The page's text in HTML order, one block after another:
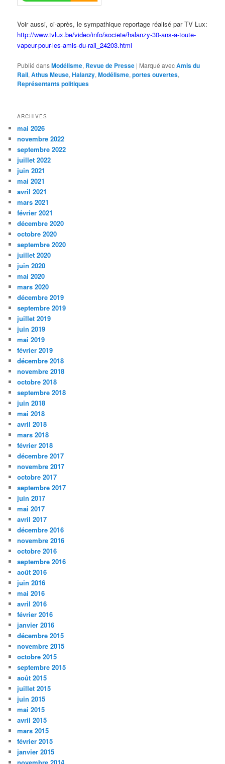
Voir aussi, ci-après, le sympathique reportage réalisé par TV Lux:
http://www.tvlux.be/video/info/societe/halanzy-30-ans-a-toute-
vapeur-pour-les-amis-du-rail_24203.html
Publié dansModélisme, Revue de Presse | Marqué avecAmis du
Rail,Athus Meuse,Halanzy,Modélisme,portes ouvertes,
Représentants politiques
ARCHIVES
mai 2026
novembre 2022
septembre 2022
juillet 2022
juin 2021
mai 2021
avril 2021
mars 2021
février 2021
décembre 2020
octobre 2020
septembre 2020
juillet 2020
juin 2020
mai 2020
mars 2020
décembre 2019
septembre 2019
juillet 2019
juin 2019
mai 2019
février 2019
décembre 2018
novembre 2018
octobre 2018
septembre 2018
juin 2018
mai 2018
avril 2018
mars 2018
février 2018
décembre 2017
novembre 2017
octobre 2017
septembre 2017
juin 2017
mai 2017
avril 2017
décembre 2016
novembre 2016
octobre 2016
septembre 2016
août 2016
juin 2016
mai 2016
avril 2016
février 2016
janvier 2016
décembre 2015
novembre 2015
octobre 2015
septembre 2015
août 2015
juillet 2015
juin 2015
mai 2015
avril 2015
mars 2015
février 2015
janvier 2015
novembre 2014